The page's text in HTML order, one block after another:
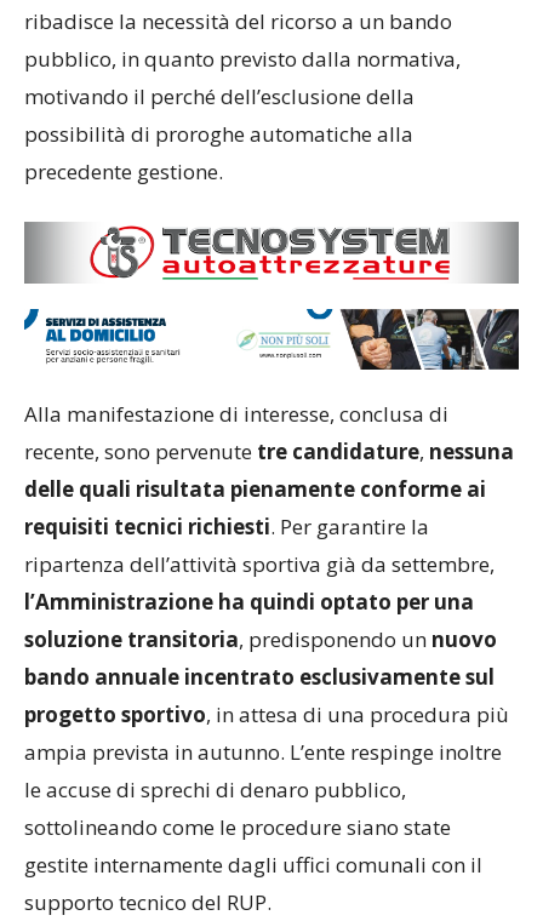
ribadisce la necessità del ricorso a un bando
pubblico, in quanto previsto dalla normativa,
motivando il perché dell’esclusione della
possibilità di proroghe automatiche alla
precedente gestione.
Alla manifestazione di interesse, conclusa di
recente, sono pervenute tre candidature, nessuna
delle quali risultata pienamente conforme ai
requisiti tecnici richiesti. Per garantire la
ripartenza dell’attività sportiva già da settembre,
l’Amministrazione ha quindi optato per una
soluzione transitoria, predisponendo un nuovo
bando annuale incentrato esclusivamente sul
progetto sportivo, in attesa di una procedura più
ampia prevista in autunno. L’ente respinge inoltre
le accuse di sprechi di denaro pubblico,
sottolineando come le procedure siano state
gestite internamente dagli uffici comunali con il
supporto tecnico del RUP.